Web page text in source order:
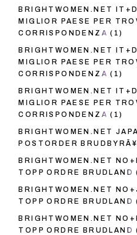
BRIGHTWOMEN.NET
MIGLIOR PAESE PER
CORRISPONDENZA (1)
BRIGHTWOMEN.NET
MIGLIOR PAESE PER
CORRISPONDENZA (1)
BRIGHTWOMEN.NET
MIGLIOR PAESE PER
CORRISPONDENZA (1)
BRIGHTWOMEN.NET
POSTORDER
BRIGHTWOMEN.NET
TOPP ORDRE BRUDLAND
BRIGHTWOMEN.NET
TOPP ORDRE BRUDLAND
BRIGHTWOMEN.NET
TOPP ORDRE BRUDLAND